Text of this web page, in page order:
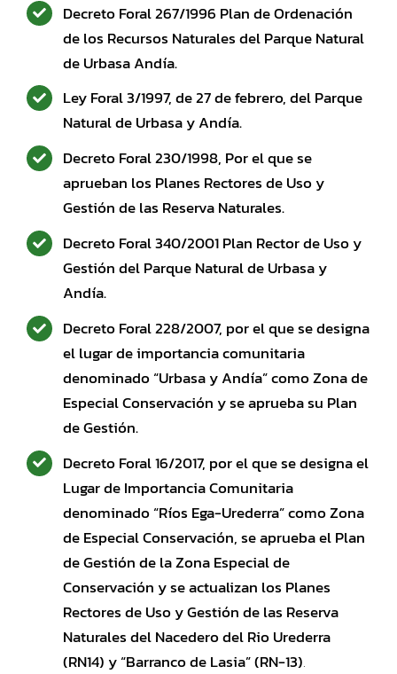
Decreto Foral 267/1996 Plan de Ordenación
de los Recursos Naturales del Parque Natural
de Urbasa Andía.
Ley Foral 3/1997, de 27 de febrero, del Parque
Natural de Urbasa y Andía.
Decreto Foral 230/1998, Por el que se
aprueban los Planes Rectores de Uso y
Gestión de las Reserva Naturales.
Decreto Foral 340/2001 Plan Rector de Uso y
Gestión del Parque Natural de Urbasa y
Andía.
Decreto Foral 228/2007, por el que se designa
el lugar de importancia comunitaria
denominado “Urbasa y Andía” como Zona de
Especial Conservación y se aprueba su Plan
de Gestión.
Decreto Foral 16/2017, por el que se designa el
Lugar de Importancia Comunitaria
denominado “Ríos Ega-Urederra” como Zona
de Especial Conservación, se aprueba el Plan
de Gestión de la Zona Especial de
Conservación y se actualizan los Planes
Rectores de Uso y Gestión de las Reserva
Naturales del Nacedero del Rio Urederra
(RN14) y “Barranco de Lasia” (RN-13).